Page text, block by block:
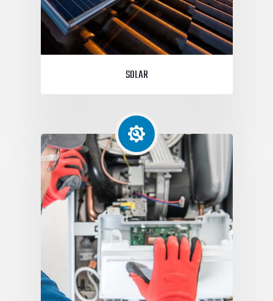
SOLAR